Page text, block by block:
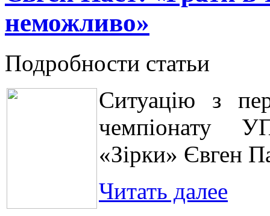
неможливо»
Подробности статьи
Ситуацію з
чемпіонату
«Зірки» Євген
Читать далее